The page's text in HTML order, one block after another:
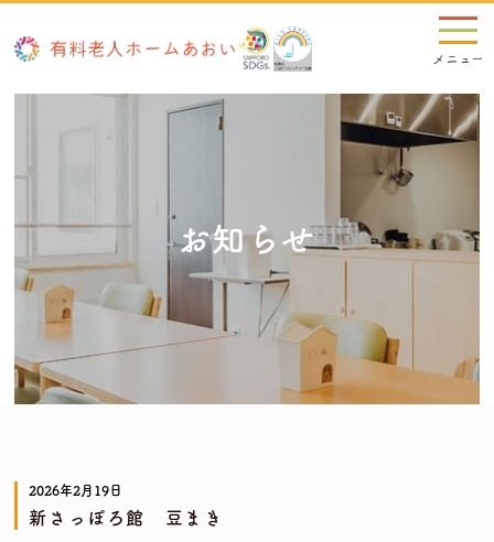
お知らせ
2026年2月19日
新さっぽろ館 豆まき